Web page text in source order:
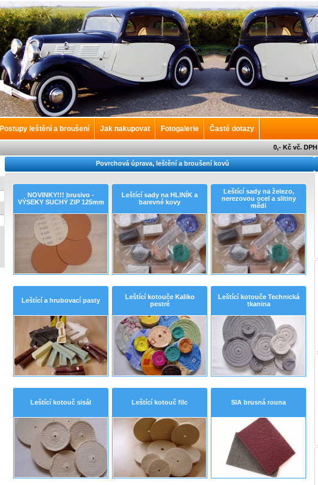
Postupy leštění a broušení Jak nakupovat Fotogalerie Časté dotazy
0,- Kč vč. DPH
Povrchová úprava, leštění a broušení kovů
NOVINKY!!! brusivo -
VÝSEKY SUCHÝ ZIP 125mm
Leštící sady na HLINÍK a
barevné kovy
Leštící sady na železo,
nerezovou ocel a slitiny
mědi
Leštící a hrubovací pasty
Leštící kotouče Kaliko
pestré
Leštící kotouče Technická
tkanina
Leštící kotouč sisál Leštící kotouč filc SIA brusná rouna